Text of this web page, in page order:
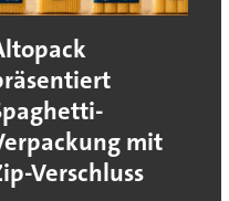
mit
Verschluss